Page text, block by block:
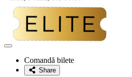
Adaugă
favoriteComandă bilete
Share